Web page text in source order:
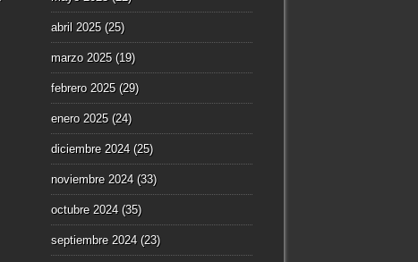
abril 2025(25)
marzo 2025(19)
febrero 2025(29)
enero 2025(24)
diciembre 2024(25)
noviembre 2024(33)
octubre 2024(35)
septiembre 2024(23)